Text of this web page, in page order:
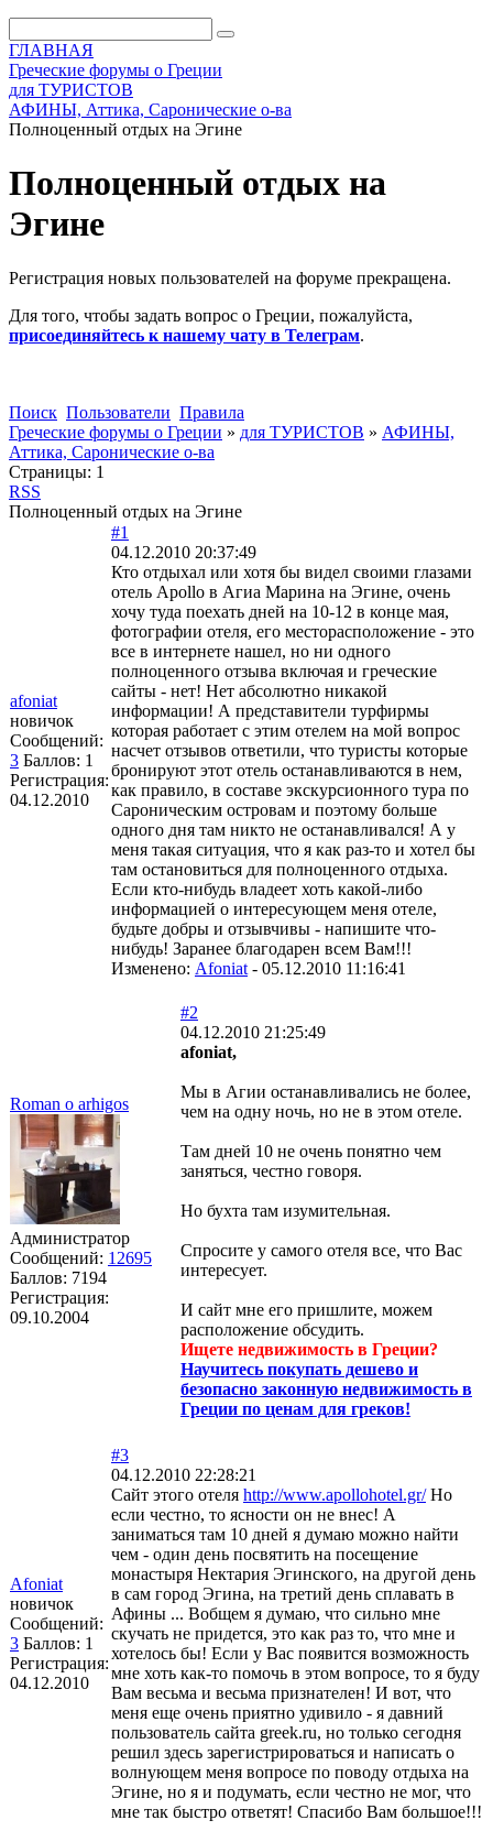
ГЛАВНАЯ
Греческие форумы о Греции
для ТУРИСТОВ
АФИНЫ, Аттика, Саронические о-ва
Полноценный отдых на Эгине
Полноценный отдых на
Эгине
Регистрация новых пользователей на форуме прекращена.
Для того, чтобы задать вопрос о Греции, пожалуйста,
присоединяйтесь к нашему чату в Телеграм.
Поиск Пользователи Правила
Греческие форумы о Греции » для ТУРИСТОВ » АФИНЫ,
Аттика, Саронические о-ва
Страницы: 1
RSS
Полноценный отдых на Эгине
afoniat
новичок
Сообщений:
3 Баллов: 1
Регистрация:
04.12.2010
#1
04.12.2010 20:37:49
Кто отдыхал или хотя бы видел своими глазами
отель Apollo в Агиа Марина на Эгине, очень
хочу туда поехать дней на 10-12 в конце мая,
фотографии отеля, его месторасположение - это
все в интернете нашел, но ни одного
полноценного отзыва включая и греческие
сайты - нет! Нет абсолютно никакой
информации! А представители турфирмы
которая работает с этим отелем на мой вопрос
насчет отзывов ответили, что туристы которые
бронируют этот отель останавливаются в нем,
как правило, в составе экскурсионного тура по
Сароническим островам и поэтому больше
одного дня там никто не останавливался! А у
меня такая ситуация, что я как раз-то и хотел бы
там остановиться для полноценного отдыха.
Если кто-нибудь владеет хоть какой-либо
информацией о интересующем меня отеле,
будьте добры и отзывчивы - напишите что-
нибудь! Заранее благодарен всем Вам!!!
Изменено: Afoniat - 05.12.2010 11:16:41
Roman o arhigos
Администратор
Сообщений: 12695
Баллов: 7194
Регистрация:
09.10.2004
#2
04.12.2010 21:25:49
afoniat,
Мы в Агии останавливались не более,
чем на одну ночь, но не в этом отеле.
Там дней 10 не очень понятно чем
заняться, честно говоря.
Но бухта там изумительная.
Спросите у самого отеля все, что Вас
интересует.
И сайт мне его пришлите, можем
расположение обсудить.
Ищете недвижимость в Греции?
Научитесь покупать дешево и
безопасно законную недвижимость в
Греции по ценам для греков!
Afoniat
новичок
Сообщений:
3 Баллов: 1
Регистрация:
04.12.2010
#3
04.12.2010 22:28:21
Сайт этого отеля http://www.apollohotel.gr/Но
если честно, то ясности он не внес! А
заниматься там 10 дней я думаю можно найти
чем - один день посвятить на посещение
монастыря Нектария Эгинского, на другой день
в сам город Эгина, на третий день сплавать в
Афины ... Вобщем я думаю, что сильно мне
скучать не придется, это как раз то, что мне и
хотелось бы! Если у Вас появится возможность
мне хоть как-то помочь в этом вопросе, то я буду
Вам весьма и весьма признателен! И вот, что
меня еще очень приятно удивило - я давний
пользователь сайта greek.ru, но только сегодня
решил здесь зарегистрироваться и написать о
волнующем меня вопросе по поводу отдыха на
Эгине, но я и подумать, если честно не мог, что
мне так быстро ответят! Спасибо Вам большое!!!